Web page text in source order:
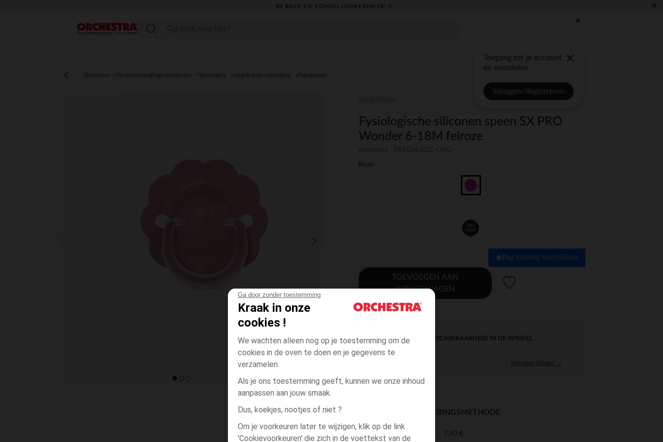
Ga door zonder toestemming
Kraak in onze
cookies !
We wachten alleen nog op je toestemming om de
cookies in de oven te doen en je gegevens te
verzamelen.
Als je ons toestemming geeft, kunnen we onze inhoud
aanpassen aan jouw smaak.
Dus, koekjes, nootjes of niet ?
Om je voorkeuren later te wijzigen, klik op de link
'Cookievoorkeuren' die zich in de voettekst van de
DE BACK-TO-SCHOOL LOOKS ZIJN ER! ✨ ×
menu
Toegang tot je account
en voordelen
Inloggen/Registreren
Orchestra Kinderverzorgings-producten Verzorging Hygiëne en verzorging Fopspenen
Fysiologische siliconen speen SX PRO
Wonder 6-18M felroze
Roze
één
maat
betaling beschikbaar
TOEVOEGEN AAN
WINKELWAGEN
DIRECTE BESCHIKBAARHEID IN DE WINKEL
Selecteer Winkel →
BESCHIKBAARE LEVERINGSMETHODE
levering aan huis 7,90 €